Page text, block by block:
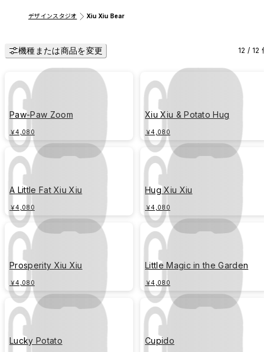
デザインスタジオ Xiu Xiu Bear
機種または商品を変更 12 / 12
Paw-Paw Zoom
￥4,080
Xiu Xiu & Potato Hug
￥4,080
A Little Fat Xiu Xiu
￥4,080
Hug Xiu Xiu
￥4,080
Prosperity Xiu Xiu
￥4,080
Little Magic in the Garden
￥4,080
Lucky Potato Cupido